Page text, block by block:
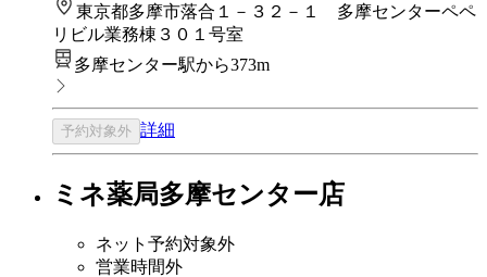
東京都多摩市落合１－３２－１ 多摩センターペペ
リビル業務棟３０１号室
多摩センター駅から373m
予約対象外 詳細
ミネ薬局多摩センター店
ネット予約対象外
営業時間外